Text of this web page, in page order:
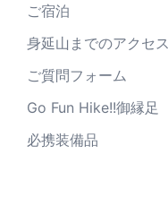
ご宿泊
身延山までのアクセス
ご質問フォーム
Go Fun Hike!!御縁足
必携装備品